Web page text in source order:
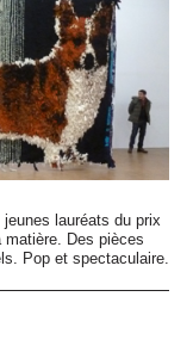
lauréats du prix
Des pièces
Pop et spectaculaire.